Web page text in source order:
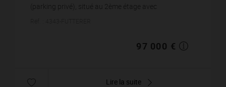
(parking privé), situé au 2ème étage avec
97 000 €
Lire la suite